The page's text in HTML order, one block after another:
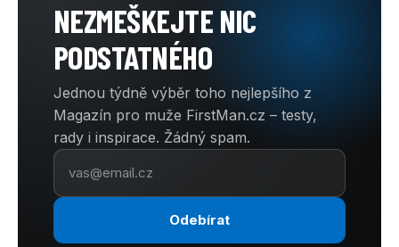
NEZMEŠKEJTE NIC
PODSTATNÉHO
Jednou týdně výběr toho nejlepšího z
Magazín pro muže FirstMan.cz – testy,
rady i inspirace. Žádný spam.
Odebírat